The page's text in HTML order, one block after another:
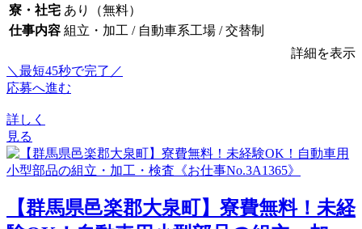
寮・社宅 あり（無料）
仕事内容 組立・加工 / 自動車系工場 / 交替制
詳細を表示
＼最短45秒で完了／
応募へ進む
詳しく
見る
【群馬県邑楽郡大泉町】寮費無料！未経